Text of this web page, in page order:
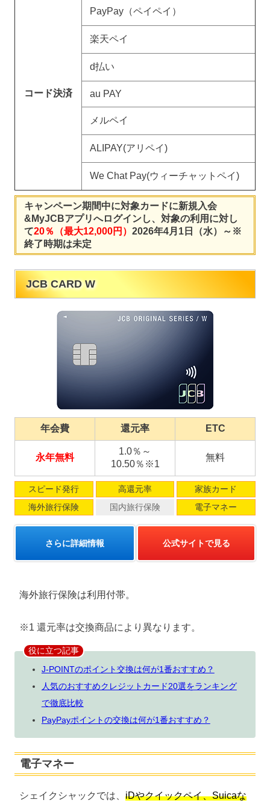
コード決済
PayPay（ペイペイ）
楽天ペイ
d払い
au PAY
メルペイ
ALIPAY(アリペイ)
We Chat Pay(ウィーチャットペイ)
キャンペーン期間中に対象カードに新規入会
&MyJCBアプリへログインし、対象の利用に対し
て20％（最大12,000円） 2026年4月1日（水）～※
終了時期は未定
JCB CARD W
年会費 還元率 ETC
永年無料
1.0％～
10.50％※1
無料
スピード発行 高還元率
家族カード
海外旅行保険
国内旅行保険 電子マネー
さらに詳細情報 公式サイトで見る
海外旅行保険は利用付帯。
※1 還元率は交換商品により異なります。
役に立つ記事
J-POINTのポイント交換は何が1番おすすめ？
人気のおすすめクレジットカード20選をランキング
で徹底比較
PayPayポイントの交換は何が1番おすすめ？
電子マネー
シェイクシャックでは、 iDやクイックペイ、Suicaな